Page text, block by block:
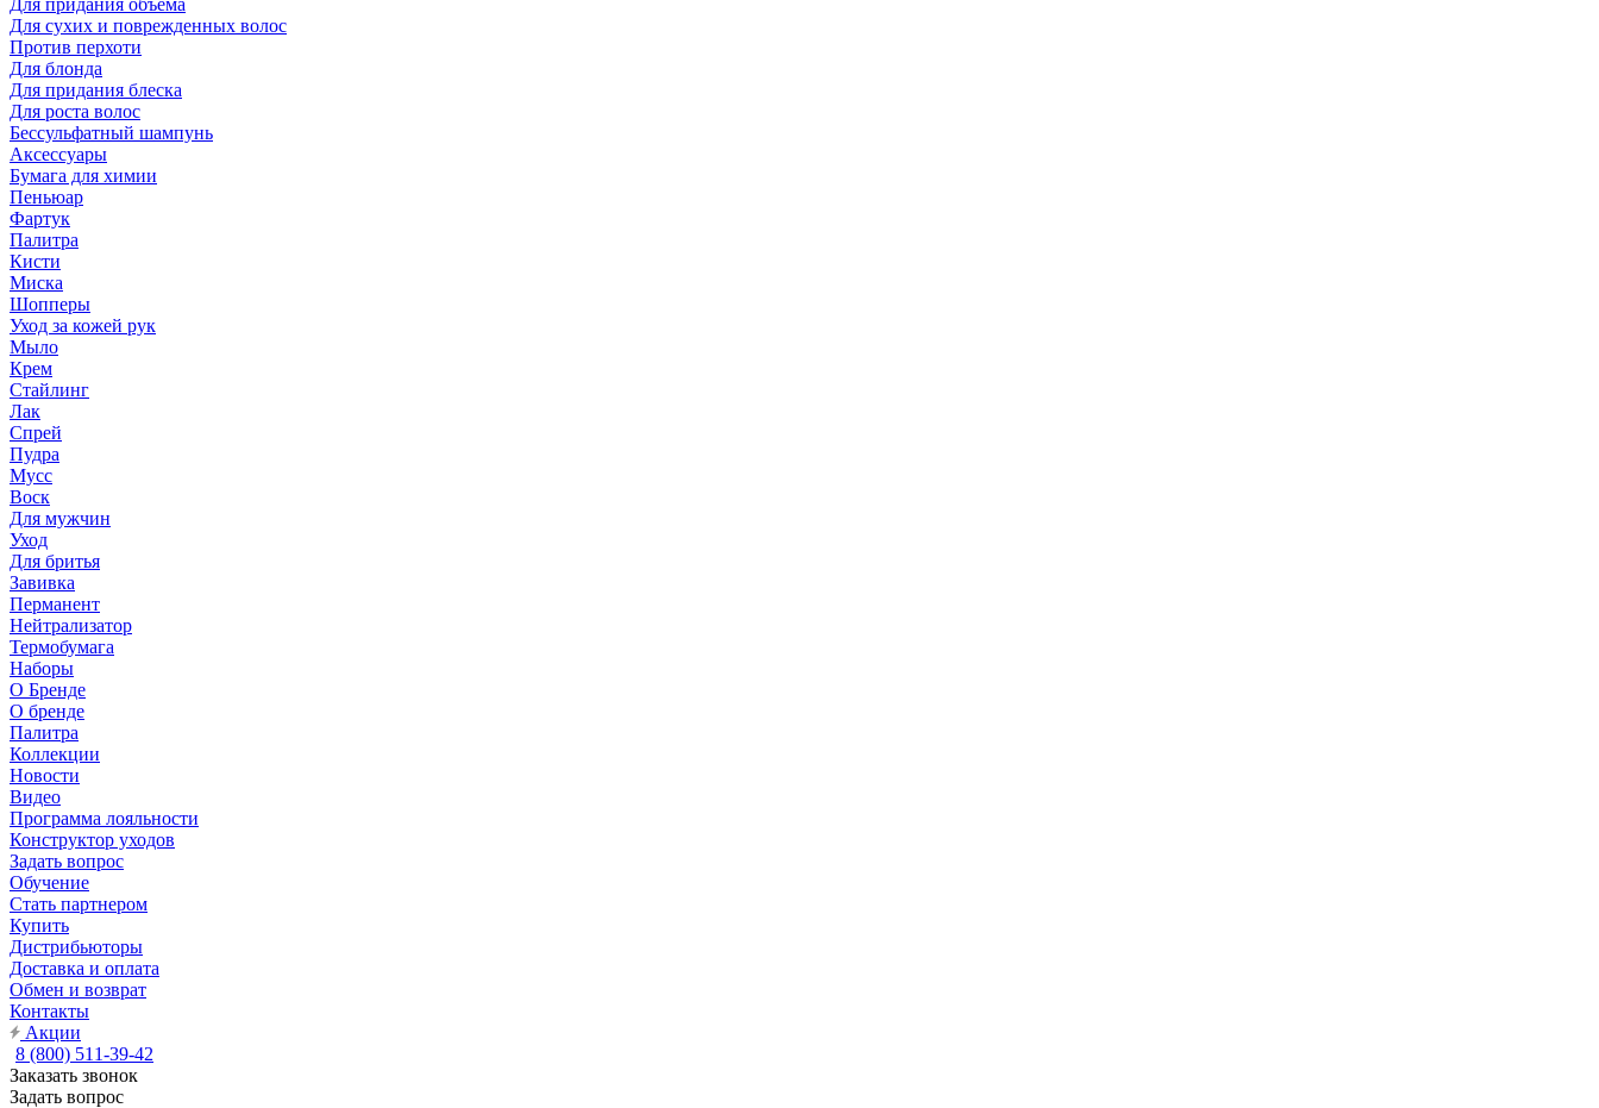
Для придания объема
Для сухих и поврежденных волос
Против перхоти
Для блонда
Для придания блеска
Для роста волос
Бессульфатный шампунь
Аксессуары
Бумага для химии
Пеньюар
Фартук
Палитра
Кисти
Миска
Шопперы
Уход за кожей рук
Мыло
Крем
Стайлинг
Лак
Спрей
Пудра
Мусс
Воск
Для мужчин
Уход
Для бритья
Завивка
Перманент
Нейтрализатор
Термобумага
Наборы
О Бренде
О бренде
Палитра
Коллекции
Новости
Видео
Программа лояльности
Конструктор уходов
Задать вопрос
Обучение
Стать партнером
Купить
Дистрибьюторы
Доставка и оплата
Обмен и возврат
Контакты
Акции
8 (800) 511-39-42
Заказать звонок
Задать вопрос